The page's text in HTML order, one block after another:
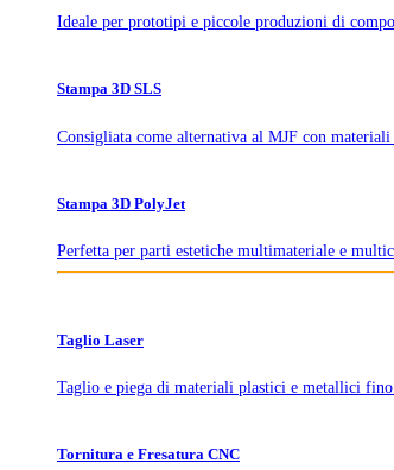
Ideale per prototipi e piccole produzioni di
Stampa 3D SLS
Consigliata come alternativa al MJF con
Stampa 3D PolyJet
Perfetta per parti estetiche multimateriale e
Taglio Laser
Taglio e piega di materiali plastici e metallici fino
Tornitura e Fresatura CNC